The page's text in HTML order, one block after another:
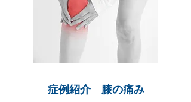
​症例紹介 膝の痛み